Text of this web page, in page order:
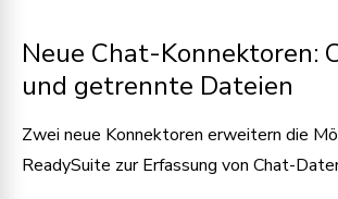
Neue Chat-Konnektoren:
und getrennte Dateien
Zwei neue Konnektoren erweitern die
ReadySuite zur Erfassung von Chat-